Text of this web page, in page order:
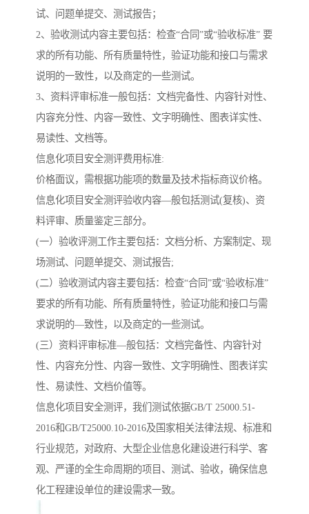
试、问题单提交、测试报告；
2、验收测试内容主要包括：检查“合同”或“验收标准” 要
求的所有功能、所有质量特性，验证功能和接口与需求
说明的一致性，以及商定的一些测试。
3、资料评审标准一般包括：文档完备性、内容针对性、
内容充分性、内容一致性、文字明确性、图表详实性、
易读性、文档等。
信息化项目安全测评费用标准:
价格面议，需根据功能项的数量及技术指标商议价格。
信息化项目安全测评验收内容—般包括测试(复核)、资
料评审、质量鉴定三部分。
(一）验收评测工作主要包括：文档分析、方案制定、现
场测试、问题单提交、测试报告;
(二）验收测试内容主要包括：检查“合同”或“验收标准”
要求的所有功能、所有质量特性，验证功能和接口与需
求说明的—致性，以及商定的一些测试。
(三）资料评审标准—般包括：文档完备性、内容针对
性、内容充分性、内容一致性、文字明确性、图表详实
性、易读性、文档价值等。
信息化项目安全测评，我们测试依据GB/T 25000.51-
2016和GB/T25000.10-2016及国家相关法律法规、标准和
行业规范，对政府、大型企业信息化建设进行科学、客
观、严谨的全生命周期的项目、测试、验收，确保信息
化工程建设单位的建设需求一致。